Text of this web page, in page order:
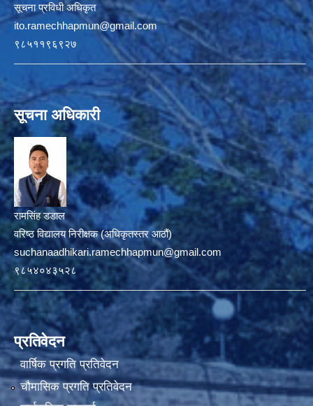
सूचना प्रविधी अधिकृत
ito.ramechhapmun@gmail.com
९८५११९६९२७
सूचना अधिकारी
रामसिंह डडाल
वरिष्ठ विद्यालय निरीक्षक (अधिकृतस्तर आठौं)
suchanaadhikari.ramechhapmun@gmail.com
९८५४०४३५२८
प्रतिवेदन
वार्षिक प्रगति प्रतिवेदन
चौमासिक प्रगति प्रतिवेदन